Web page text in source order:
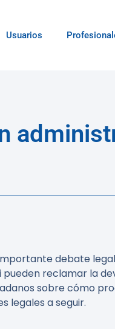
Usuarios
debate
reclamar la
sobre cómo
legales a seguir.